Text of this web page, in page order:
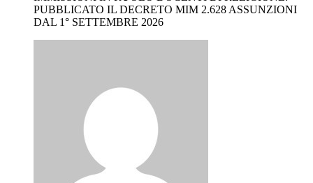
PUBBLICATO IL DECRETO MIM 2.628 ASSUNZIONI
DAL 1° SETTEMBRE 2026